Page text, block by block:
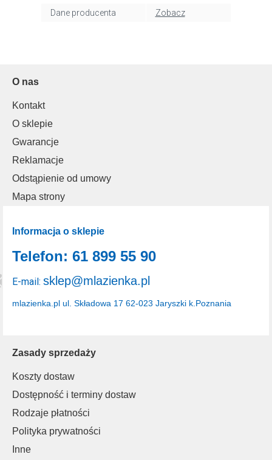
Dane producenta
Zobacz
O nas
Kontakt
O sklepie
Gwarancje
Reklamacje
Odstąpienie od umowy
Mapa strony
Zasady sprzedaży
Koszty dostaw
Dostępność i terminy dostaw
Rodzaje płatności
Polityka prywatności
Inne
Informacja o sklepie
mlazienka.pl ul. Składowa 17 62-023 Jaryszki k.Poznania
Telefon: 61 899 55 90
E-mail: sklep@mlazienka.pl